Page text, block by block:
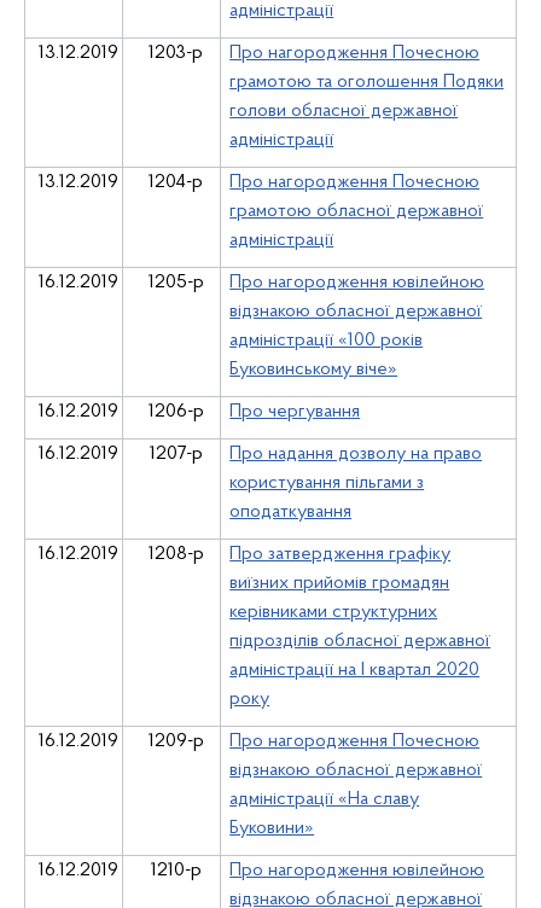
адміністрації
13.12.2019 1203-р
Про нагородження Почесною
грамотою та оголошення Подяки
голови обласної державної
адміністрації
13.12.2019 1204-р
Про нагородження Почесною
грамотою обласної державної
адміністрації
16.12.2019 1205-р
Про нагородження ювілейною
відзнакою обласної державної
адміністрації «100 років
Буковинському віче»
16.12.2019 1206-р Про чергування
16.12.2019 1207-р
Про надання дозволу на право
користування пільгами з
оподаткування
16.12.2019 1208-р
Про затвердження графіку
виїзних прийомів громадян
керівниками структурних
підрозділів обласної державної
адміністрації на І квартал 2020
року
16.12.2019 1209-р
Про нагородження Почесною
відзнакою обласної державної
адміністрації «На славу
Буковини»
16.12.2019 1210-р
Про нагородження ювілейною
відзнакою обласної державної